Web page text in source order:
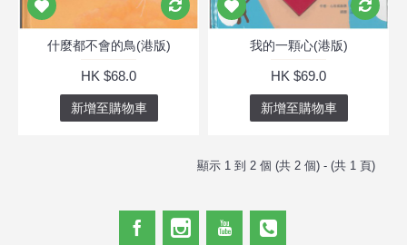
什麼都不會的鳥(港版)
HK $68.0
新增至購物車
我的一顆心(港版)
HK $69.0
新增至購物車
顯示 1 到 2 個 (共 2 個) - (共 1 頁)